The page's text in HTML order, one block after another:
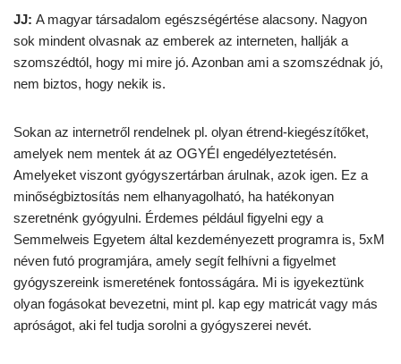
JJ: A magyar társadalom egészségértése alacsony. Nagyon
sok mindent olvasnak az emberek az interneten, hallják a
szomszédtól, hogy mi mire jó. Azonban ami a szomszédnak jó,
nem biztos, hogy nekik is.
Sokan az internetről rendelnek pl. olyan étrend-kiegészítőket,
amelyek nem mentek át az OGYÉI engedélyeztetésén.
Amelyeket viszont gyógyszertárban árulnak, azok igen. Ez a
minőségbiztosítás nem elhanyagolható, ha hatékonyan
szeretnénk gyógyulni. Érdemes például figyelni egy a
Semmelweis Egyetem által kezdeményezett programra is, 5xM
néven futó programjára, amely segít felhívni a figyelmet
gyógyszereink ismeretének fontosságára. Mi is igyekeztünk
olyan fogásokat bevezetni, mint pl. kap egy matricát vagy más
apróságot, aki fel tudja sorolni a gyógyszerei nevét.